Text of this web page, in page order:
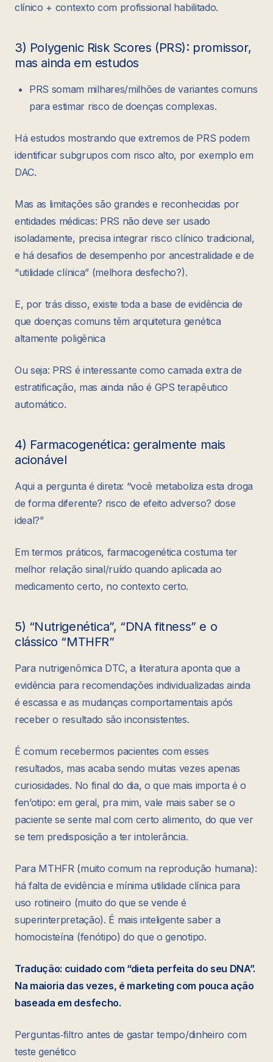
clínico + contexto com profissional habilitado.
3) Polygenic Risk Scores (PRS): promissor,
mas ainda em estudos
PRS somam milhares/milhões de variantes comuns
para estimar risco de doenças complexas.
Há estudos mostrando que extremos de PRS podem
identificar subgrupos com risco alto, por exemplo em
DAC.
Mas as limitações são grandes e reconhecidas por
entidades médicas: PRS não deve ser usado
isoladamente, precisa integrar risco clínico tradicional,
e há desafios de desempenho por ancestralidade e de
“utilidade clínica” (melhora desfecho?).
E, por trás disso, existe toda a base de evidência de
que doenças comuns têm arquitetura genética
altamente poligênica
Ou seja: PRS é interessante como camada extra de
estratificação, mas ainda não é GPS terapêutico
automático.
4) Farmacogenética: geralmente mais
acionável
Aqui a pergunta é direta: “você metaboliza esta droga
de forma diferente? risco de efeito adverso? dose
ideal?”
Em termos práticos, farmacogenética costuma ter
melhor relação sinal/ruído quando aplicada ao
medicamento certo, no contexto certo.
5) “Nutrigenética”, “DNA fitness” e o
clássico “MTHFR”
Para nutrigenômica DTC, a literatura aponta que a
evidência para recomendações individualizadas ainda
é escassa e as mudanças comportamentais após
receber o resultado são inconsistentes.
É comum recebermos pacientes com esses
resultados, mas acaba sendo muitas vezes apenas
curiosidades. No final do dia, o que mais importa é o
fen’otipo: em geral, pra mim, vale mais saber se o
paciente se sente mal com certo alimento, do que ver
se tem predisposição a ter intolerância.
Para MTHFR (muito comum na reprodução humana):
há falta de evidência e mínima utilidade clínica para
uso rotineiro (muito do que se vende é
superinterpretação). É mais inteligente saber a
homocisteína (fenótipo) do que o genotipo.
Tradução: cuidado com “dieta perfeita do seu DNA”.
Na maioria das vezes, é marketing com pouca ação
baseada em desfecho.
Perguntas‑filtro antes de gastar tempo/dinheiro com
teste genético